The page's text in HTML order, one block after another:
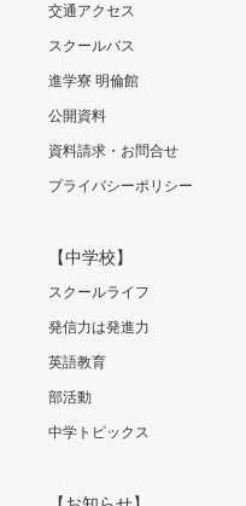
交通アクセス
スクールバス
進学寮 明倫館
公開資料
資料請求・お問合せ
プライバシーポリシー
【中学校】
スクールライフ
発信力は発進力
英語教育
部活動
中学トピックス